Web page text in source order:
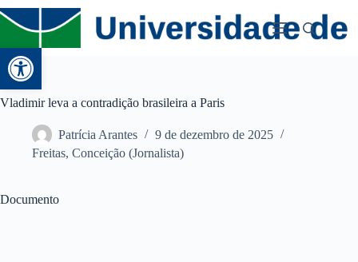
Abrir a barra de ferramentas
Vladimir leva a contradição brasileira a Paris
Patrícia Arantes
9 de dezembro de 2025
Freitas, Conceição (Jornalista)
Documento